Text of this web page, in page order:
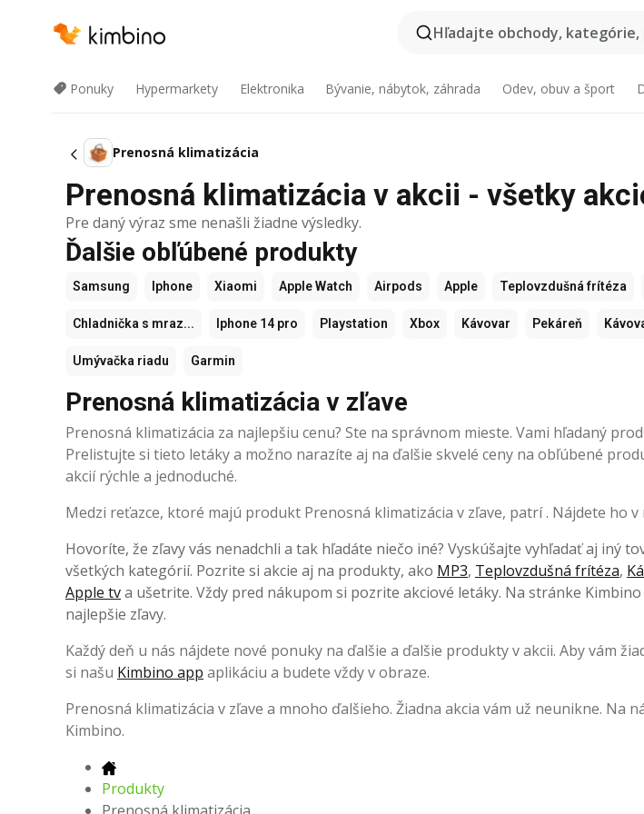
Hľadajte obchody,
Ponuky Hypermarkety Elektronika Bývanie, nábytok, záhrada Odev, obuv a šport
Prenosná klimatizácia
Prenosná klimatizácia v akcii - všetky
Pre daný výraz sme nenašli žiadne výsledky.
Ďalšie obľúbené produkty
Samsung Iphone Xiaomi Apple Watch Airpods Apple Teplovzdušná frítéza
Chladnička s mraz... Iphone 14 pro Playstation Xbox Kávovar Pekáreň
Umývačka riadu Garmin
Prenosná klimatizácia v zľave
Prenosná klimatizácia za najlepšiu cenu? Ste na správnom mieste. Vami hľadaný
Prelistujte si tieto letáky a možno narazíte aj na ďalšie skvelé ceny na obľúbené
akcií rýchle a jednoduché.
Medzi reťazce, ktoré majú produkt Prenosná klimatizácia v zľave, patrí . Nájdete ho v
Hovoríte, že zľavy vás nenadchli a tak hľadáte niečo iné? Vyskúšajte vyhľadať aj iný
všetkých kategórií. Pozrite si akcie aj na produkty, ako MP3, Teplovzdušná frítéza,
Apple tva ušetrite. Vždy pred nákupom si pozrite akciové letáky. Na stránke
najlepšie zľavy.
Každý deň u nás nájdete nové ponuky na ďalšie a ďalšie produkty v akcii. Aby vám
si našu Kimbino app aplikáciu a budete vždy v obraze.
Prenosná klimatizácia v zľave a mnoho ďalšieho. Žiadna akcia vám už neunikne. Na
Kimbino.
Produkty